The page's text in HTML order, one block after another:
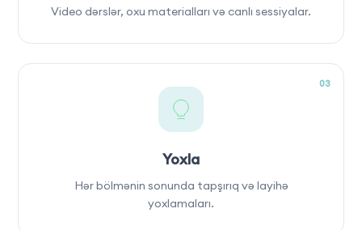
Video dərslər, oxu materialları və canlı sessiyalar.
03
Yoxla
Hər bölmənin sonunda tapşırıq və layihə
yoxlamaları.